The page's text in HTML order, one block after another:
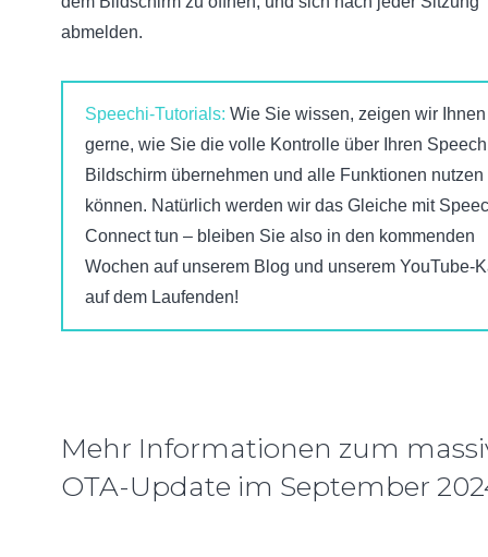
abmelden.
Speechi-Tutorials: Wie Sie wissen, zeigen wir Ihnen
gerne, wie Sie die volle Kontrolle über Ihren
Bildschirm übernehmen und alle Funktionen nutzen
können. Natürlich werden wir das Gleiche mit
Connect tun – bleiben Sie also in den kommenden
Wochen auf unserem Blog und unserem YouTube-
auf dem Laufenden!
Mehr Informationen zum
OTA-Update im September